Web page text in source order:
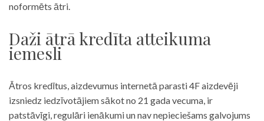
noformēts ātri.
Daži ātrā kredīta atteikuma
iemesli
Ātros kredītus, aizdevumus internetā parasti 4F aizdevēji
izsniedz iedzīvotājiem sākot no 21 gada vecuma, ir
patstāvīgi, regulāri ienākumi un nav nepieciešams galvojums